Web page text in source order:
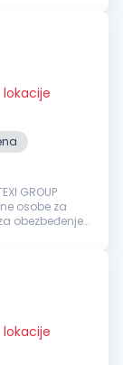
GROUP
osobe za
obezbeđenje